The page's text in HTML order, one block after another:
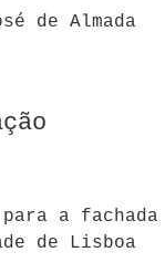
de Almada
para a
de Lisboa